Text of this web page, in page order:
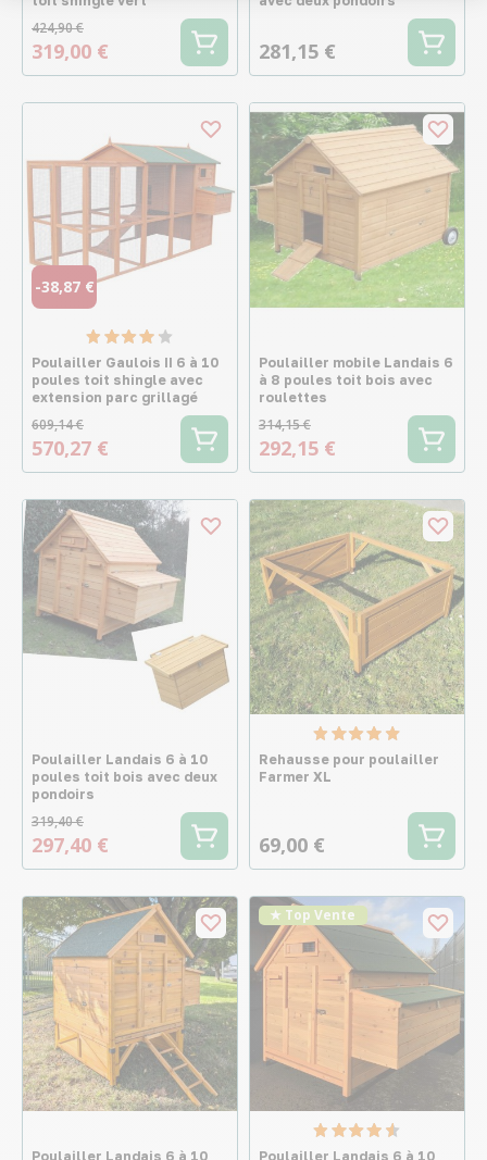
424,90 €
319,00 € 281,15 €
-38,87 €
Poulailler Gaulois II 6 à 10
poules toit shingle avec
extension parc grillagé
609,14 €
570,27 €
Poulailler mobile Landais 6
à 8 poules toit bois avec
roulettes
314,15 €
292,15 €
Poulailler Landais 6 à 10
poules toit bois avec deux
pondoirs
319,40 €
297,40 €
Rehausse pour poulailler
Farmer XL
69,00 €
Poulailler Landais 6 à 10
★ Top Vente
Poulailler Landais 6 à 10